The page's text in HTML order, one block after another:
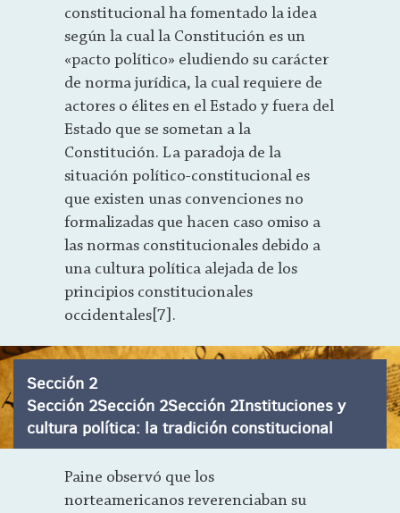
constitucional ha fomentado la idea
según la cual la Constitución es un
«pacto político» eludiendo su carácter
de norma jurídica, la cual requiere de
actores o élites en el Estado y fuera del
Estado que se sometan a la
Constitución. La paradoja de la
situación político-constitucional es
que existen unas convenciones no
formalizadas que hacen caso omiso a
las normas constitucionales debido a
una cultura política alejada de los
principios constitucionales
occidentales[7].
Sección 2
Sección 2Sección 2Sección 2Instituciones y
cultura política: la tradición constitucional
Paine observó que los
norteamericanos reverenciaban su